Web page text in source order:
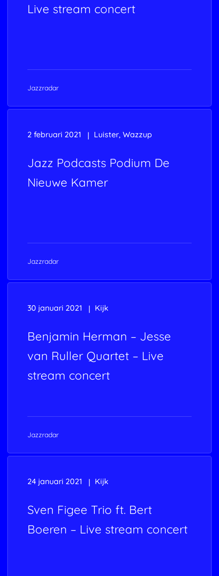
Live stream concert
Jazzradar
2 februari 2021 Luister, Wazzup
Jazz Podcasts Podium De
Nieuwe Kamer
Jazzradar
30 januari 2021 Kijk
Benjamin Herman – Jesse
van Ruller Quartet – Live
stream concert
Jazzradar
24 januari 2021 Kijk
Sven Figee Trio ft. Bert
Boeren – Live stream concert